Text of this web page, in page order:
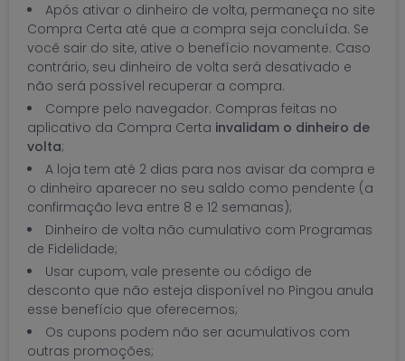
Após ativar o dinheiro de volta, permaneça no site
Compra Certa até que a compra seja concluída. Se
você sair do site, ative o benefício novamente. Caso
contrário, seu dinheiro de volta será desativado e
não será possível recuperar a compra.
Compre pelo navegador. Compras feitas no
aplicativo da Compra Certa invalidam o dinheiro de
volta;
A loja tem até 2 dias para nos avisar da compra e
o dinheiro aparecer no seu saldo como pendente (a
confirmação leva entre 8 e 12 semanas);
Dinheiro de volta não cumulativo com Programas
de Fidelidade;
Usar cupom, vale presente ou código de
desconto que não esteja disponível no Pingou anula
esse benefício que oferecemos;
Os cupons podem não ser acumulativos com
outras promoções;